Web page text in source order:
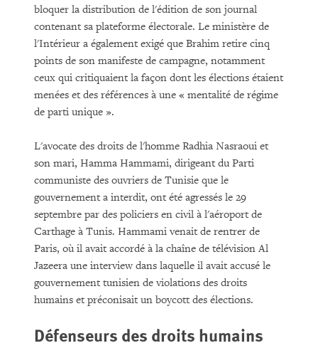
bloquer la distribution de l'édition de son journal
contenant sa plateforme électorale. Le ministère de
l'Intérieur a également exigé que Brahim retire cinq
points de son manifeste de campagne, notamment
ceux qui critiquaient la façon dont les élections étaient
menées et des références à une « mentalité de régime
de parti unique ».
L'avocate des droits de l'homme Radhia Nasraoui et
son mari, Hamma Hammami, dirigeant du Parti
communiste des ouvriers de Tunisie que le
gouvernement a interdit, ont été agressés le 29
septembre par des policiers en civil à l'aéroport de
Carthage à Tunis. Hammami venait de rentrer de
Paris, où il avait accordé à la chaîne de télévision Al
Jazeera une interview dans laquelle il avait accusé le
gouvernement tunisien de violations des droits
humains et préconisait un boycott des élections.
Défenseurs des droits humains